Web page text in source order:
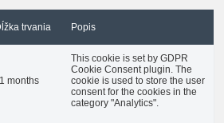
trvania Popis
months
This cookie is set by GDPR
Cookie Consent plugin. The
cookie is used to store the user
consent for the cookies in the
category "Analytics".